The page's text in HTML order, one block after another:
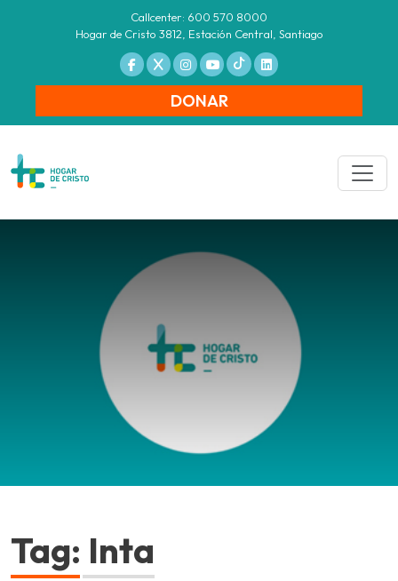
Callcenter: 600 570 8000
Hogar de Cristo 3812, Estación Central, Santiago
DONAR
Tag: Inta